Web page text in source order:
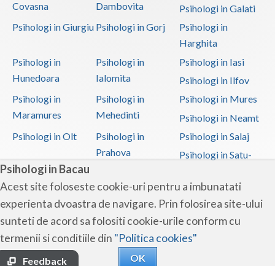
Psihologi in Bacau
Acest site foloseste cookie-uri pentru a imbunatati
experienta dvoastra de navigare. Prin folosirea site-ului
sunteti de acord sa folositi cookie-urile conform cu
termenii si conditiile din "Politica cookies"
OK
Feedback
Covasna
Dambovita
Psihologi in Galati
Psihologi in Giurgiu Psihologi in Gorj
Psihologi in
Harghita
Psihologi in
Hunedoara
Psihologi in
Ialomita
Psihologi in Iasi
Psihologi in Ilfov
Psihologi in
Maramures
Psihologi in
Mehedinti
Psihologi in Mures
Psihologi in Neamt
Psihologi in Olt
Psihologi in
Prahova
Psihologi in Salaj
Psihologi in Satu-
Psihologi in Sibiu
Psihologi in
Suceava
Psihologi in
Teleorman
Psihologi in Timis
Psihologi in Tulcea Psihologi in Valcea
Psihologi in Vaslui
Psihologi in
Vrancea